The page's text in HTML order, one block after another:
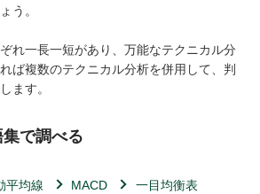
う。
れ一長一短があり、万能なテクニカル分
ば複数のテクニカル分析を併用して、判
ます。
で調べる
平均線 MACD
一目均衡表